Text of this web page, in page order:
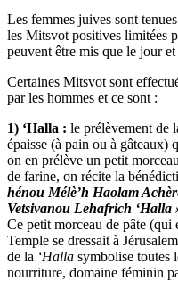
Les femmes juives sont
les Mitsvot positives limitées
peuvent être mis que le jour
Certaines Mitsvot sont
par les hommes et ce sont :
1) ‘Halla : le prélèvement de
épaisse (à pain ou à gâteaux)
on en prélève un petit
de farine, on récite la
hénou Mélè’h Haolam
Vetsivanou Lehafrich ‘Halla
Ce petit morceau de pâte (qui
Temple se dressait à
de la ‘Halla symbolise toutes
nourriture, domaine féminin